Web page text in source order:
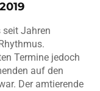
seit Jahren
Termine jedoch
auf den
Der amtierende